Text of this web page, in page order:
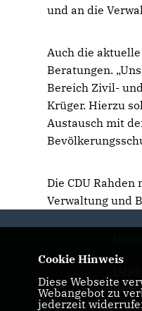
und an die
Auch die
Beratungen.
Bereich Zivil-
Krüger. Hierzu
Austausch mit
Die CDU
Verwaltung und
Cookie Hinweis
Diese Webseite
Webangebot zu
jederzeit